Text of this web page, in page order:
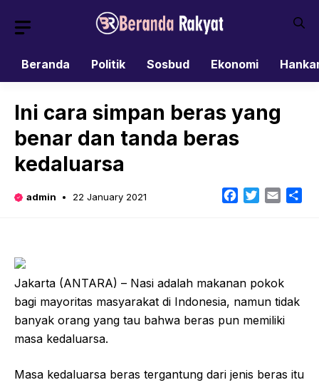
Beranda
Politik Sosbud Ekonomi
Ini cara simpan beras yang
benar dan tanda beras
kedaluarsa
admin 22 January 2021 Facebook
TwitterEmail
Jakarta (ANTARA) – Nasi adalah makanan pokok
bagi mayoritas masyarakat di Indonesia, namun tidak
banyak orang yang tau bahwa beras pun memiliki
masa kedaluarsa.
Masa kedaluarsa beras tergantung dari jenis beras itu